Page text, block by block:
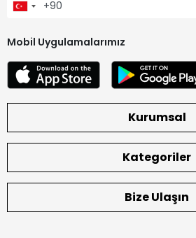
Mobil Uygulamalarımız
Kurumsal
Kategoriler
Bize Ulaşın